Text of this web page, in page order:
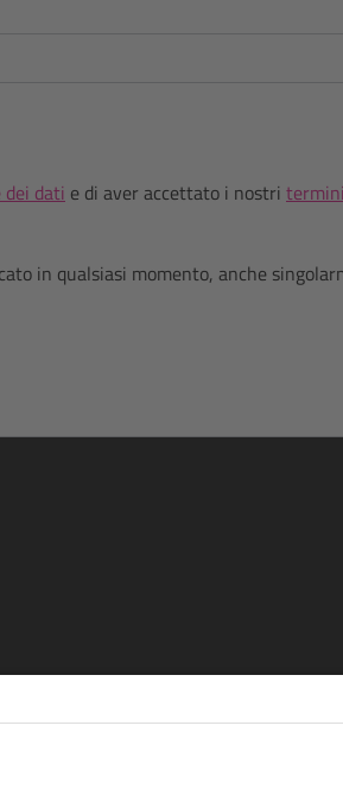
dati e di aver accettato i nostri
in qualsiasi momento, anche